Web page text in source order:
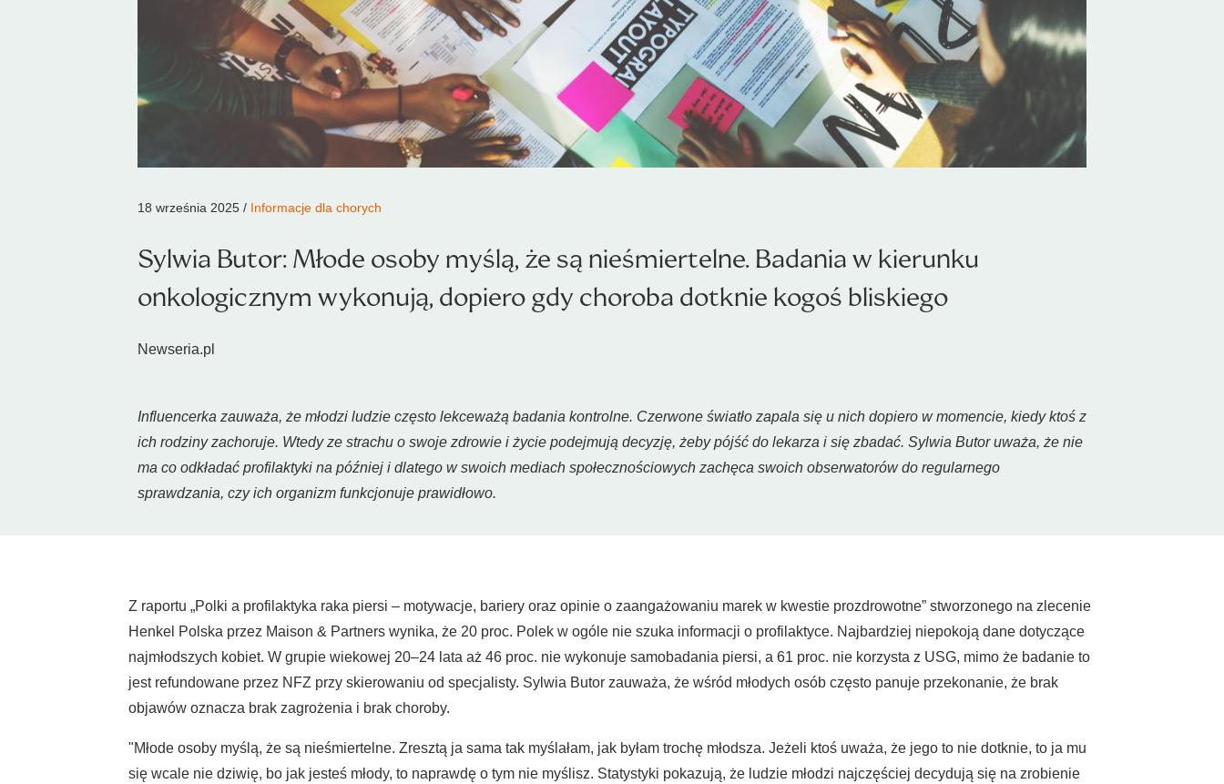
18 września 2025 / Informacje dla chorych
Sylwia Butor: Młode osoby myślą, że są nieśmiertelne. Badania w kierunku
onkologicznym wykonują, dopiero gdy choroba dotknie kogoś bliskiego
Newseria.pl
Influencerka zauważa, że młodzi ludzie często lekceważą badania kontrolne. Czerwone światło zapala się u nich dopiero w momencie, kiedy ktoś z
ich rodziny zachoruje. Wtedy ze strachu o swoje zdrowie i życie podejmują decyzję, żeby pójść do lekarza i się zbadać. Sylwia Butor uważa, że nie
ma co odkładać profilaktyki na później i dlatego w swoich mediach społecznościowych zachęca swoich obserwatorów do regularnego
sprawdzania, czy ich organizm funkcjonuje prawidłowo.
Z raportu „Polki a profilaktyka raka piersi – motywacje, bariery oraz opinie o zaangażowaniu marek w kwestie prozdrowotne” stworzonego na zlecenie
Henkel Polska przez Maison & Partners wynika, że 20 proc. Polek w ogóle nie szuka informacji o profilaktyce. Najbardziej niepokoją dane dotyczące
najmłodszych kobiet. W grupie wiekowej 20–24 lata aż 46 proc. nie wykonuje samobadania piersi, a 61 proc. nie korzysta z USG, mimo że badanie to
jest refundowane przez NFZ przy skierowaniu od specjalisty. Sylwia Butor zauważa, że wśród młodych osób często panuje przekonanie, że brak
objawów oznacza brak zagrożenia i brak choroby.
"Młode osoby myślą, że są nieśmiertelne. Zresztą ja sama tak myślałam, jak byłam trochę młodsza. Jeżeli ktoś uważa, że jego to nie dotknie, to ja mu
się wcale nie dziwię, bo jak jesteś młody, to naprawdę o tym nie myślisz. Statystyki pokazują, że ludzie młodzi najczęściej decydują się na zrobienie